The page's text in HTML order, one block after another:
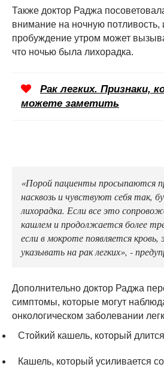
Также доктор Раджа
внимание на ночную потливость,
пробуждение утром может
что ночью была лихорадка.
Рак легких. Признаки,
можете заметить
«Порой пациенты просыпаются
насквозь и чувствуют себя так,
лихорадка. Если все это
кашлем и продолжается более
если в мокроте появляется
указывать на рак легких», -
Дополнительно доктор Раджа
симптомы, которые могут
онкологическом заболевании
Стойкий кашель, который
Кашель, который усиливается